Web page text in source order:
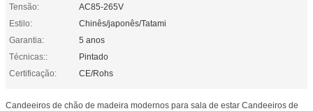
Tensão:
AC85-265V
Estilo:
Chinês/japonês/Tatami
Garantia:
5 anos
Técnicas::
Pintado
Certificação:
CE/Rohs
Candeeiros de chão de madeira modernos para sala de estar Candeeiros de